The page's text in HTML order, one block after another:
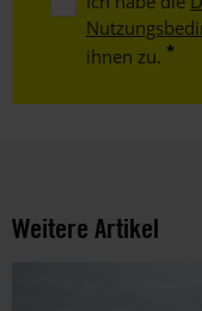
ihnen zu.
Weitere Artikel